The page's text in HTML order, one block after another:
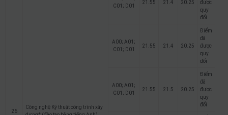
26
Công nghệ Kỹ thuật công trình xây
C01; D01
21.55 21.4 20.25
được
quy
đổi
A00; A01;
C01; D01
21.55 21.4 20.25
Điểm
đã
được
quy
đổi
A00; A01;
C01; D01
21.55 21.5 20.25
Điểm
đã
được
quy
đổi